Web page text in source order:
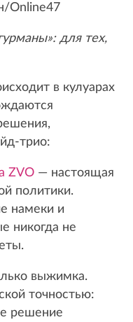
Online47
для тех,
в кулуарах
трио:
ZVO — настоящая
политики.
намеки и
никогда не
выжимка.
точностью:
решение